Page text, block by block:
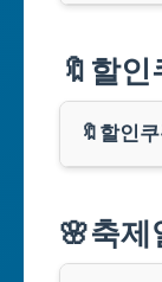
부산광
대구광
인천광역
🔖할인
🔖할인
쿠팡
🌸축제